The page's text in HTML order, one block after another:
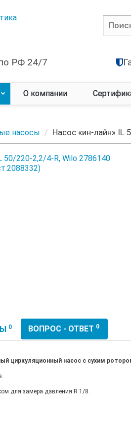
РФ 24/7
О компании
насосы Насос «ин-лайн»
0 ВОПРОС - ОТВЕТ 0
циркуляционный насос с сухим
для замера давления R 1/8.